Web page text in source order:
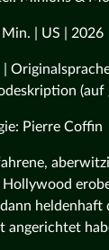
| US | 2026
|
(auf
Pierre Coffin
heldenhaft
angerichtet